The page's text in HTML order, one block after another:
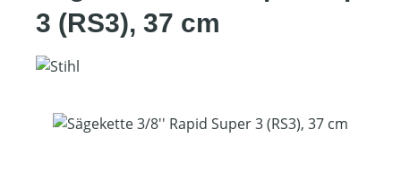
3 (RS3), 37 cm
Bildergalerie überspringen